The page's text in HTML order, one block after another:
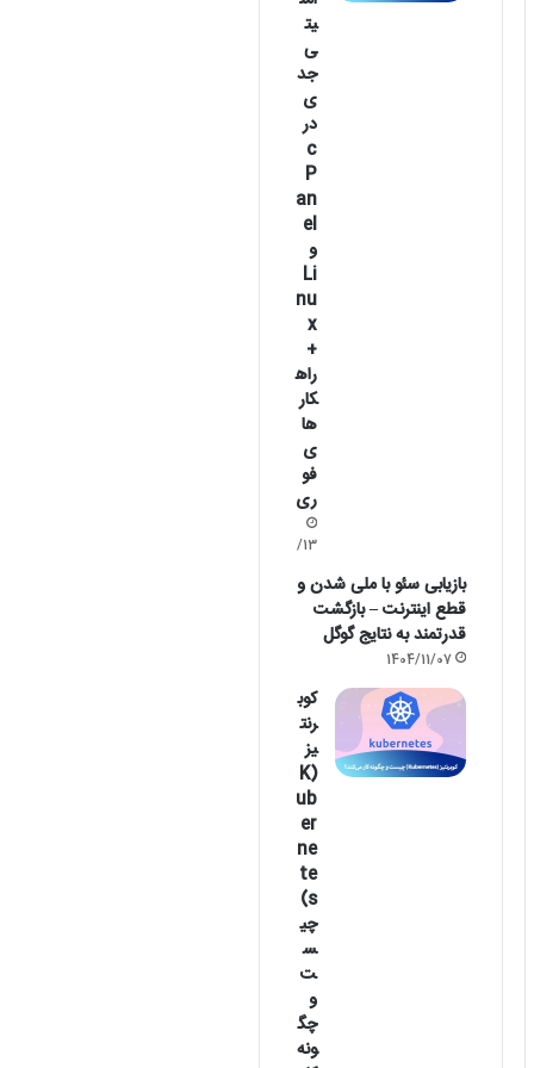
یت
ی
جد
ی
در
c
P
an
el
و
Li
nu
x
+
راه
کار
ها
ی
فو
ری
1405/02/13
بازیابی سئو با ملی شدن و
قطع اینترنت – بازگشت
قدرتمند به نتایج گوگل
1404/11/07
کوب
رنت
یز
(K
ub
er
ne
te
s)
چی
س
ت
و
چگ
ونه